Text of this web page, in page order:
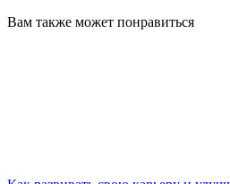
Вам также может понравиться